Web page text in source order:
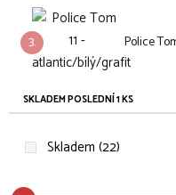
3. Police
SKLADEM POSLEDNÍ 1 KS
Skladem (22)